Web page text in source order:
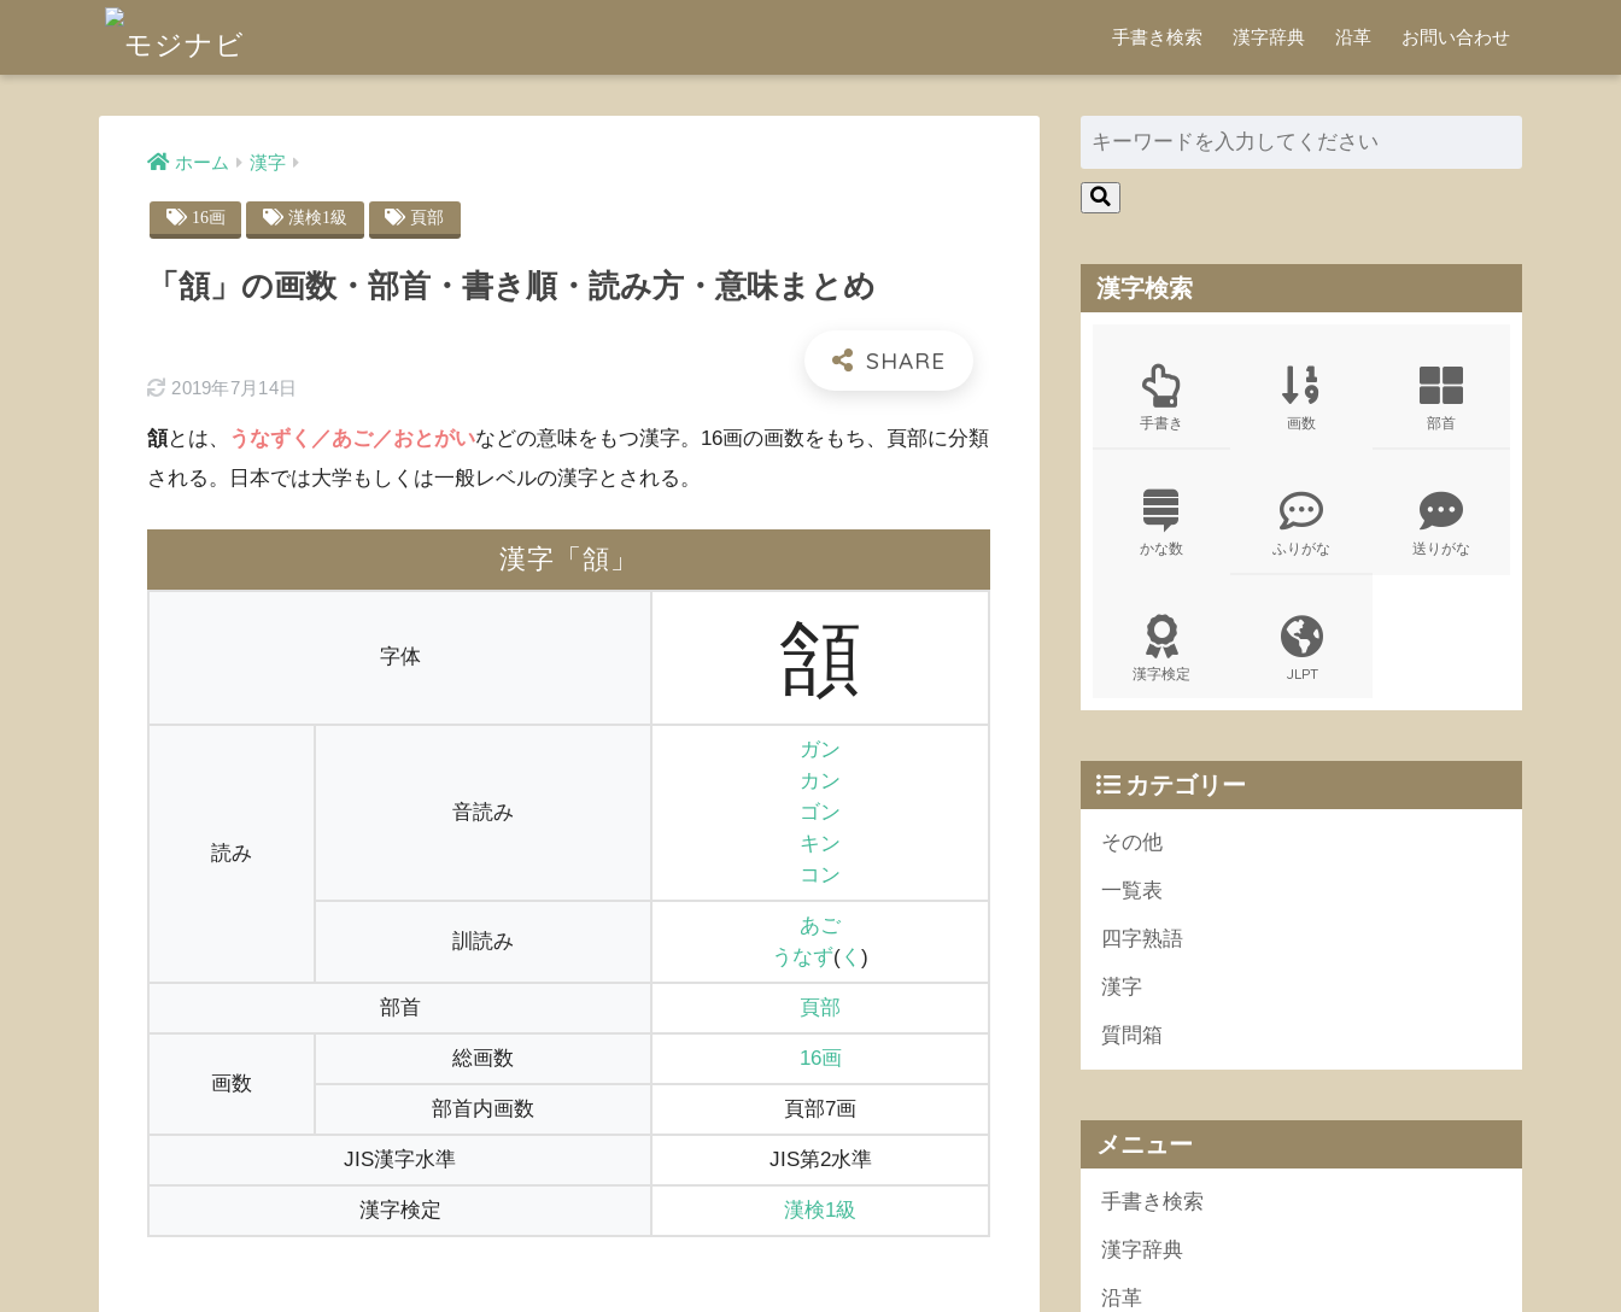
手書き検索 漢字辞典 沿革 お問い合わせ
ホーム 漢字
16画 漢検1級 頁部
「頷」の画数・部首・書き順・読み方・意味まとめ
2019年7月14日
頷とは、 うなずく／あご／おとがいなどの意味をもつ漢字。16画の画数をもち、頁部に分類
される。日本では大学もしくは一般レベルの漢字とされる。
漢字「頷」
字体 頷
読み
音読み
ガン
カン
ゴン
キン
コン
訓読み
あご
うなず( く )
部首 頁部
画数
総画数 16画
部首内画数 頁部7画
JIS漢字水準 JIS第2水準
漢字検定 漢検1級
漢字検索
手書き 画数 部首
かな数 ふりがな 送りがな
漢字検定 JLPT
カテゴリー
その他
一覧表
四字熟語
漢字
質問箱
メニュー
手書き検索
漢字辞典
沿革